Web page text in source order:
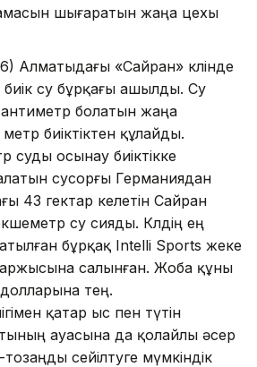
шығаратын жаңа цехы
Алматыдағы «Сайран» көлінде
биік су бұрқағы ашылды. Су
болатын жаңа
биіктіктен құлайды.
суды осынау биіктікке
сусорғы Германиядан
43 гектар келетін Сайран
су сияды. Көлдің ең
бұрқақ Intelli Sports жеке
салынған. Жоба құны
тең.
қатар ыс пен түтін
ауасына да қолайлы әсер
сейілтуге мүмкіндік